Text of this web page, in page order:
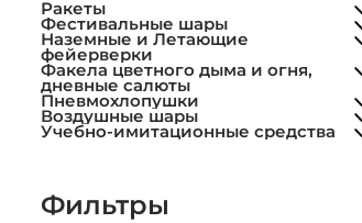
Ракеты
Фестивальные шары
Наземные и Летающие
фейерверки
Летающие фейерверки
Факела цветного дыма и огня,
дневные салюты
Дневные фейерверки
Пиротехнические фонтаны
Цветной дым
Фонтаны для торта
Гендер пати
Пневмохлопушки
Воздушные шары
Фольгированные шары
Учебно-имитационные средства
Гранаты учебные
Фильтры